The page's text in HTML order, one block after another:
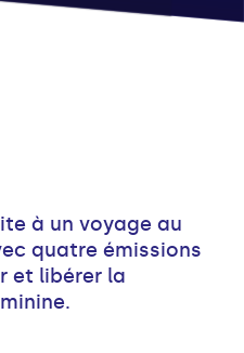
à un voyage au
quatre émissions
et libérer la